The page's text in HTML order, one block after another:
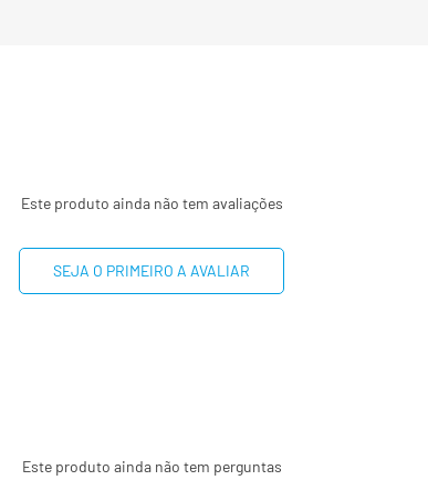
Este produto ainda não tem avaliações
SEJA O PRIMEIRO A AVALIAR
Este produto ainda não tem perguntas